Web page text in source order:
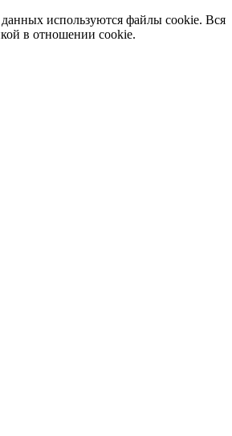
используются файлы cookie. Вся
в отношении cookie.